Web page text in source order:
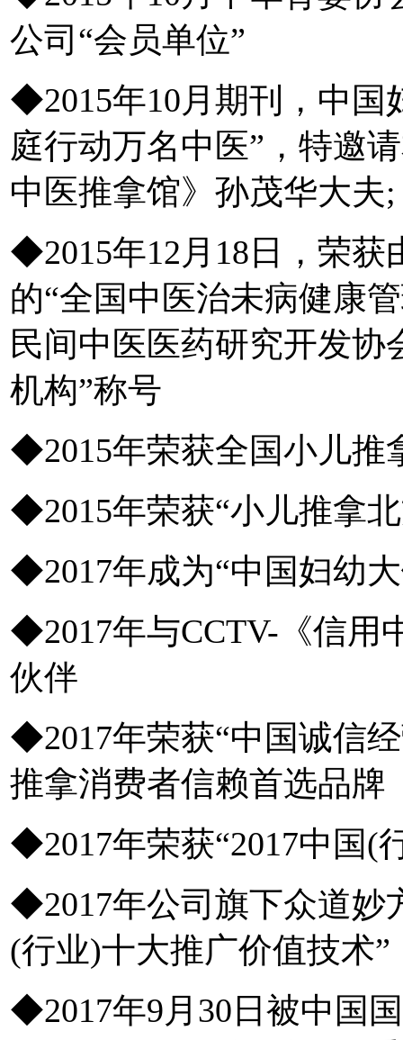
公司“会员单位”
◆2015年10月期刊，中国
庭行动万名中医”，特邀
中医推拿馆》孙茂华大
◆2015年12月18日，荣获
的“全国中医治未病健康
民间中医医药研究开发
机构”称号
◆2015年荣获全国小儿推
◆2015年荣获“小儿推拿
◆2017年成为“中国妇幼
◆2017年与CCTV-《信用
伙伴
◆2017年荣获“中国诚信
推拿消费者信赖首选品牌
◆2017年荣获“2017中
◆2017年公司旗下众道妙
(行业)十大推广价值技
◆2017年9月30日被中国